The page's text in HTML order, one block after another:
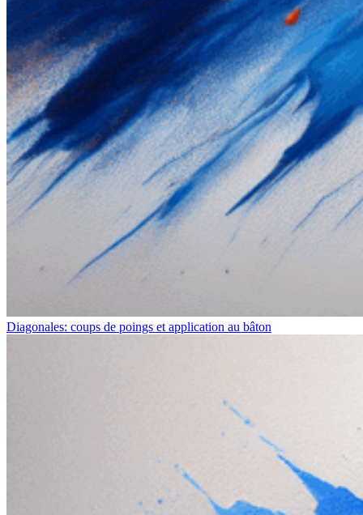
Diagonales: coups de poings et application au bâton